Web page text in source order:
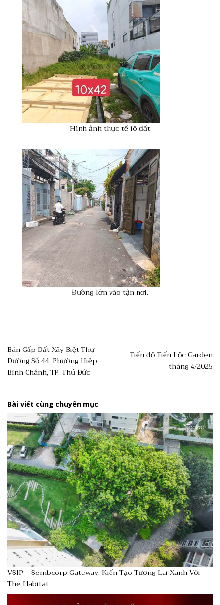
Hình ảnh thực tế lô đất
Đường lớn vào tận nơi.
Bán Gấp Đất Xây Biệt Thự
Đường Số 44, Phường Hiệp
Bình Chánh, TP. Thủ Đức
Tiến độ Tiến Lộc Garden
tháng 4/2025
Bài viết cùng chuyên mục
VSIP – Sembcorp Gateway: Kiến Tạo Tương Lai Xanh Với
The Habitat